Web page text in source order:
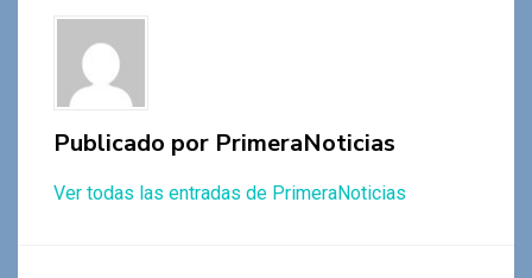
o
k
p
Publicado por PrimeraNoticias
Ver todas las entradas de PrimeraNoticias